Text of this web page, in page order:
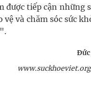
được tiếp cận những
và chăm sóc sức